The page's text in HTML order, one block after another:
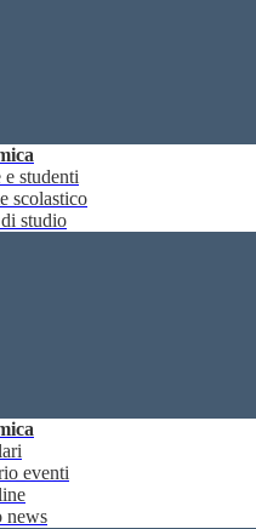
studenti
scolastico
studio
eventi
news